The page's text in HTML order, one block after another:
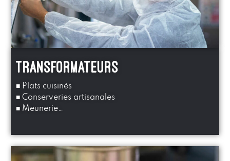
transformateurs
■ Plats cuisinés
■ Conserveries artisanales
■ Meunerie…